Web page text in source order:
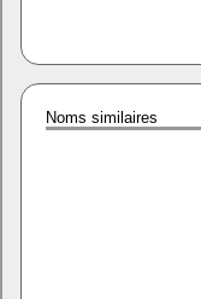
Noms similaires